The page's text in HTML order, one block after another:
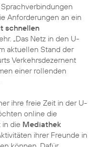
Anforderungen an ein
schnellen
„Das Netz in den U-
aktuellen Stand der
Verkehrsdezernent
einer rollenden
ihre freie Zeit in der U-
online die
in die Mediathek
ihrer Freunde in